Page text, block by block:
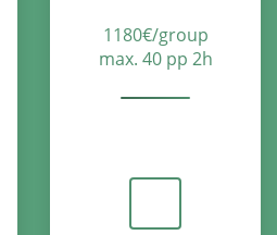
1180€/group
max. 40 pp 2h